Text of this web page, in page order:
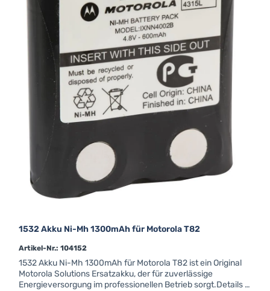
1532 Akku Ni-Mh 1300mAh für Motorola T82
Artikel-Nr.: 104152
1532 Akku Ni-Mh 1300mAh für Motorola T82 ist ein Original
Motorola Solutions Ersatzakku, der für zuverlässige
Energieversorgung im professionellen Betrieb sorgt.Details &